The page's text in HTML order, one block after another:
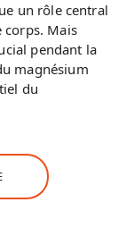
un rôle central
corps. Mais
pendant la
magnésium
du